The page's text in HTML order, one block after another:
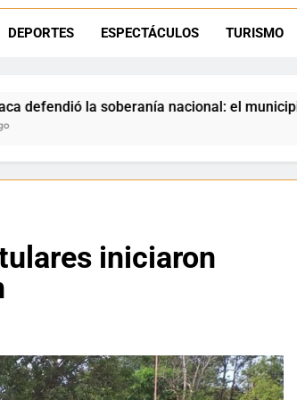
DEPORTES ESPECTÁCULOS TURISMO
nacional: el municipio rechazó la
iniciaron